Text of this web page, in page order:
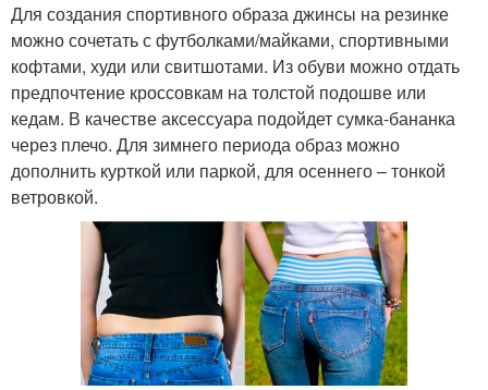
Для создания спортивного образа джинсы на резинке
можно сочетать с футболками/майками, спортивными
кофтами, худи или свитшотами. Из обуви можно отдать
предпочтение кроссовкам на толстой подошве или
кедам. В качестве аксессуара подойдет сумка-бананка
через плечо. Для зимнего периода образ можно
дополнить курткой или паркой, для осеннего – тонкой
ветровкой.